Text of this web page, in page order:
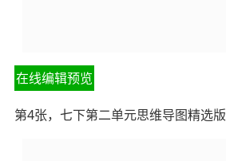
在线编辑预览
第4张，七下第二单元思维导图精选版